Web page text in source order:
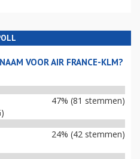
VOOR AIR FRANCE-KLM?
47% (81 stemmen)
24% (42 stemmen)